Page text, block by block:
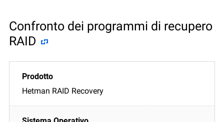
Confronto dei programmi di recupero
RAID
Hetman RAID Recovery